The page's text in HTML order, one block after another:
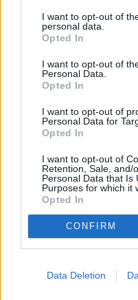
I want to opt-out of
personal data.
Opted In
I want to opt-out of
Personal Data.
Opted In
I want to opt-out of
Personal Data for
Opted In
I want to opt-out of
Retention, Sale, and/
Personal Data that Is
Purposes for which it
Opted In
CONFIRM
Data Deletion
Lo más leído
Muchachito
Bombo Infierno
y el festival La
Tiñosa & Más
llenarán de
música Puerto
del Carmen este
Molina Orosa
ofrecen apoyo